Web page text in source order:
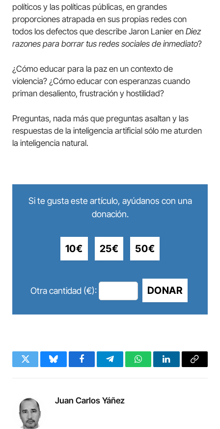
políticos y las políticas públicas, en grandes
proporciones atrapada en sus propias redes con
todos los defectos que describe Jaron Lanier en Diez
razones para borrar tus redes sociales de inmediato?
¿Cómo educar para la paz en un contexto de
violencia? ¿Cómo educar con esperanzas cuando
priman desaliento, frustración y hostilidad?
Preguntas, nada más que preguntas asaltan y las
respuestas de la inteligencia artificial sólo me aturden
la inteligencia natural.
Si te gusta este artículo, ayúdanos con una
donación.
10€ 25€ 50€
Otra cantidad (€): DONAR
Twitter BlueskyFacebookTelegramWhatsAppLinkedInCopy
Juan Carlos Yáñez